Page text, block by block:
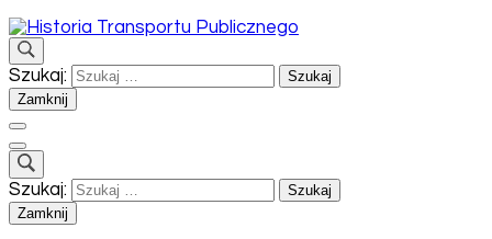
Historia Transportu Publicznego
Historia Transportu Publicznego
Szukaj:
Zamknij
Szukaj:
Zamknij